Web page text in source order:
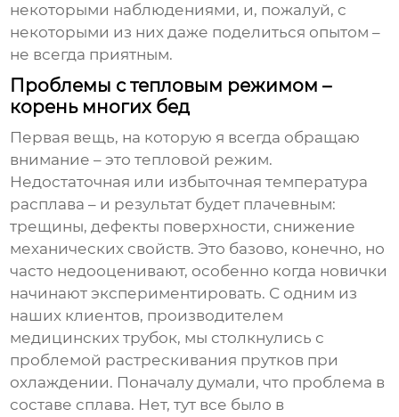
некоторыми наблюдениями, и, пожалуй, с
некоторыми из них даже поделиться опытом –
не всегда приятным.
Проблемы с тепловым режимом –
корень многих бед
Первая вещь, на которую я всегда обращаю
внимание – это тепловой режим.
Недостаточная или избыточная температура
расплава – и результат будет плачевным:
трещины, дефекты поверхности, снижение
механических свойств. Это базово, конечно, но
часто недооценивают, особенно когда новички
начинают экспериментировать. С одним из
наших клиентов, производителем
медицинских трубок, мы столкнулись с
проблемой растрескивания прутков при
охлаждении. Поначалу думали, что проблема в
составе сплава. Нет, тут все было в